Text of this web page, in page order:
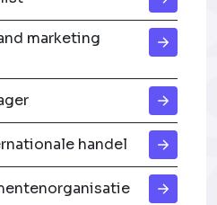
marketing
handel